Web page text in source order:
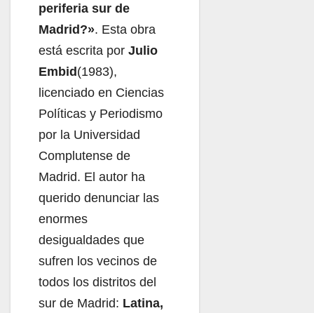
periferia sur de
Madrid?». Esta obra
está escrita por Julio
Embid(1983),
licenciado en Ciencias
Políticas y Periodismo
por la Universidad
Complutense de
Madrid. El autor ha
querido denunciar las
enormes
desigualdades que
sufren los vecinos de
todos los distritos del
sur de Madrid: Latina,